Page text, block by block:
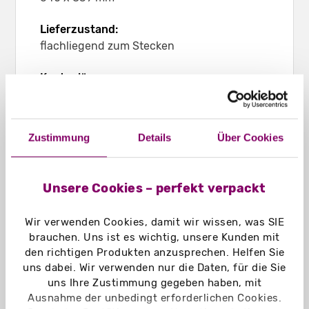
Zustimmung Details Über Cookies
Unsere Cookies – perfekt verpackt
Wir verwenden Cookies, damit wir wissen, was SIE
brauchen. Uns ist es wichtig, unsere Kunden mit
den richtigen Produkten anzusprechen. Helfen Sie
uns dabei. Wir verwenden nur die Daten, für die Sie
uns Ihre Zustimmung gegeben haben, mit
Ausnahme der unbedingt erforderlichen Cookies.
Lieferzustand:
flachliegend zum Stecken
Kantenlänge:
ca. 65 g
Chromokarton GC1 weiß 370 g/m²
370 g/m²
Naturkarton braun 450 g/m²
Naturkarton schwarz 400 g/m²
Graskarton 400 g/m²